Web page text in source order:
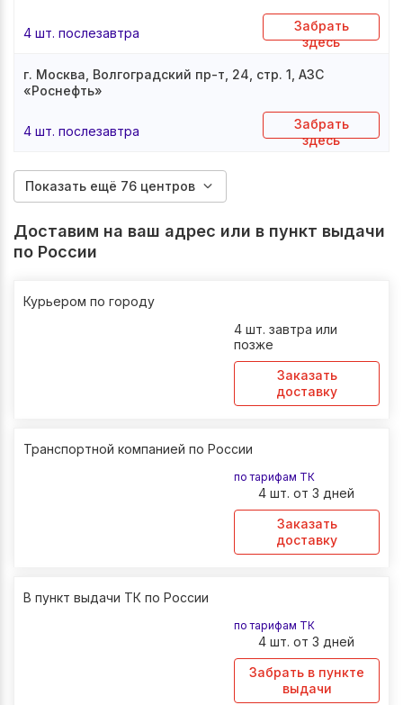
4 шт. послезавтра
Забрать
здесь
г. Москва, Волгоградский пр-т, 24, стр. 1, АЗС
«Роснефть»
4 шт. послезавтра
Забрать
здесь
Показать ещё 76 центров
Доставим на ваш адрес или в пункт выдачи
по России
Курьером по городу
4 шт. завтра или
позже
Заказать
доставку
Транспортной компанией по России
по тарифам ТК
4 шт. от 3 дней
Заказать
доставку
В пункт выдачи ТК по России
по тарифам ТК
4 шт. от 3 дней
Забрать в пункте
выдачи